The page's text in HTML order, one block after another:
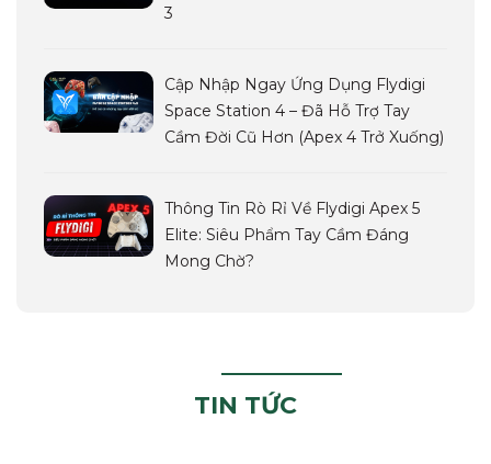
3
Cập Nhập Ngay Ứng Dụng Flydigi
Space Station 4 – Đã Hỗ Trợ Tay
Cầm Đời Cũ Hơn (Apex 4 Trở Xuống)
Thông Tin Rò Rỉ Về Flydigi Apex 5
Elite: Siêu Phẩm Tay Cầm Đáng
Mong Chờ?
TIN TỨC